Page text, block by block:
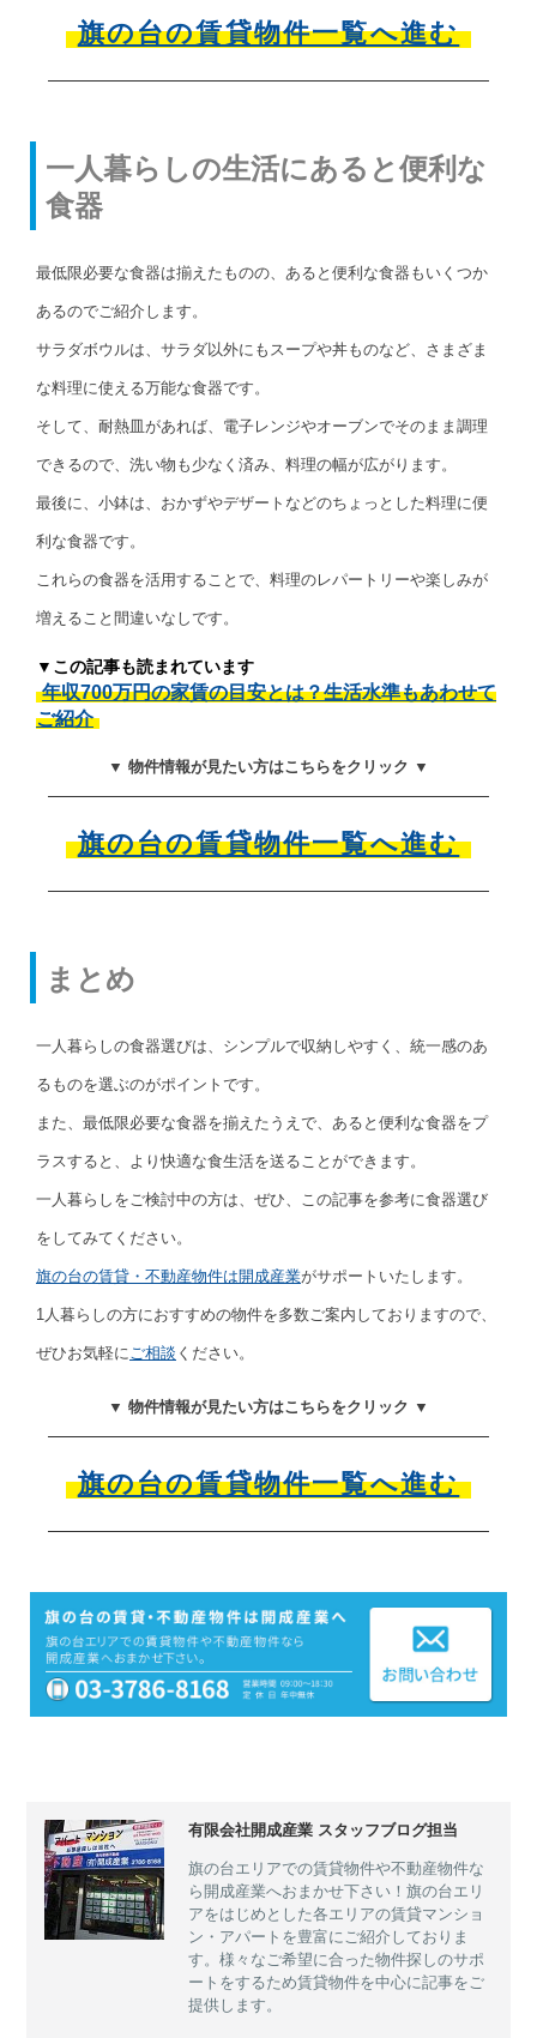
旗の台の賃貸物件一覧へ進む
一人暮らしの生活にあると便利な
食器
最低限必要な食器は揃えたものの、あると便利な食器もいくつか
あるのでご紹介します。
サラダボウルは、サラダ以外にもスープや丼ものなど、さまざま
な料理に使える万能な食器です。
そして、耐熱皿があれば、電子レンジやオーブンでそのまま調理
できるので、洗い物も少なく済み、料理の幅が広がります。
最後に、小鉢は、おかずやデザートなどのちょっとした料理に便
利な食器です。
これらの食器を活用することで、料理のレパートリーや楽しみが
増えること間違いなしです。
▼この記事も読まれています
年収700万円の家賃の目安とは？生活水準もあわせて
ご紹介
▼ 物件情報が見たい方はこちらをクリック ▼
旗の台の賃貸物件一覧へ進む
まとめ
一人暮らしの食器選びは、シンプルで収納しやすく、統一感のあ
るものを選ぶのがポイントです。
また、最低限必要な食器を揃えたうえで、あると便利な食器をプ
ラスすると、より快適な食生活を送ることができます。
一人暮らしをご検討中の方は、ぜひ、この記事を参考に食器選び
をしてみてください。
旗の台の賃貸・不動産物件は開成産業がサポートいたします。
1人暮らしの方におすすめの物件を多数ご案内しておりますので、
ぜひお気軽に ご相談 ください。
▼ 物件情報が見たい方はこちらをクリック ▼
旗の台の賃貸物件一覧へ進む
有限会社開成産業 スタッフブログ担当
旗の台エリアでの賃貸物件や不動産物件な
ら開成産業へおまかせ下さい！旗の台エリ
アをはじめとした各エリアの賃貸マンショ
ン・アパートを豊富にご紹介しておりま
す。様々なご希望に合った物件探しのサポ
ートをするため賃貸物件を中心に記事をご
提供します。